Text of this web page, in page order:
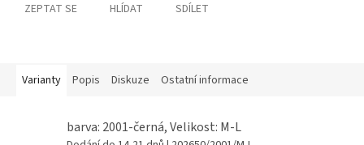
ZEPTAT SE HLÍDAT SDÍLET
Varianty Popis Diskuze Ostatní informace
barva: 2001-černá, Velikost: M-L